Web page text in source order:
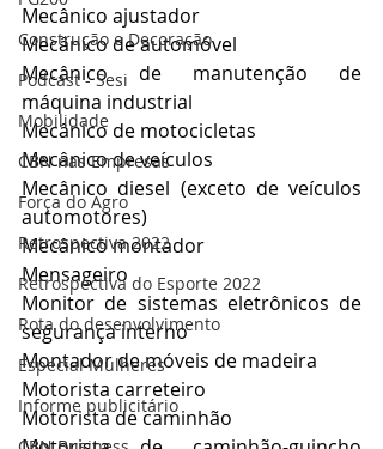
Construção e Decoração
Podcast - Sesi
Mobilidade
CBN nas Empresas
Força do Agro
Retrospectiva 2022
Retrospectiva do Esporte 2022
Rota do desenvolvimento
Especial Mulheres
Informe publicitário
Mecânico ajustador
Mecânico de automóvel
Mecânico de manutenção de
máquina industrial
Mecânico de motocicletas
Mecânico de veículos
Mecânico diesel (exceto de veículos
automotores)
Mecânico montador
Mensageiro
Monitor de sistemas eletrônicos de
segurança interno
Montador de móveis de madeira
Motorista carreteiro
Motorista de caminhão